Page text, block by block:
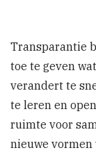
Transparantie
toe te geven
verandert te
te leren en
ruimte voor
nieuwe vormen